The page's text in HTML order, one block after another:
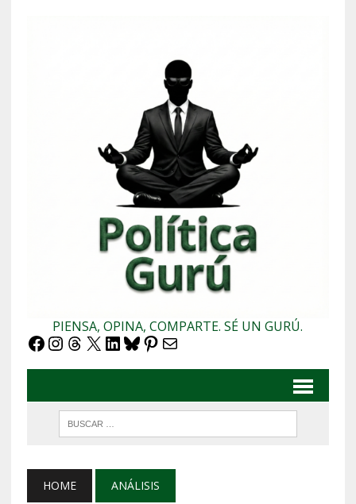
PIENSA, OPINA, COMPARTE. SÉ UN GURÚ.
Facebook
Instagram
Threads
X LinkedIn
Bluesky
Pinterest
Correo electrónico
HOME ANÁLISIS